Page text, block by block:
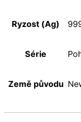
Ryzost (Ag)
Série
Země původu